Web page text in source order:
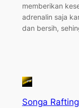
memberikan
adrenalin saja
dan bersih,
Songa Rafting